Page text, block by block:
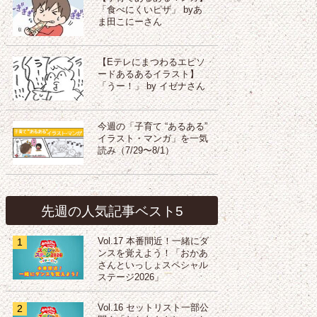
「食べにくいピザ」 byあ
ま田こにーさん
【Eテレにまつわるエピソ
ードあるあるイラスト】
「うー！」 by イゼナさん
今週の「子育て “あるある”
イラスト・マンガ」を一気
読み（7/29〜8/1）
先週の人気記事ベスト5
1
Vol.17 本番間近！一緒にダ
ンスを覚えよう！「おかあ
さんといっしょスペシャル
ステージ2026」
2
Vol.16 セットリスト一部公